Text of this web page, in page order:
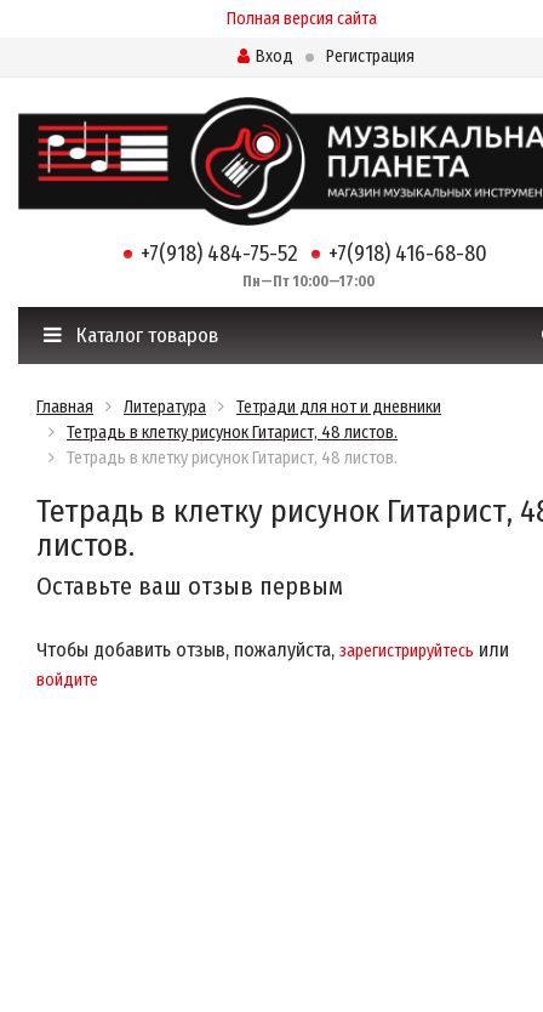
Полная версия сайта
Вход
Регистрация
+7(918) 484-75-52 +7(918) 416-68-80
Пн—Пт 10:00—17:00
Каталог товаров
Главная Литература
Тетради для нот и дневники
Тетрадь в клетку рисунок Гитарист, 48 листов.
Тетрадь в клетку рисунок Гитарист, 48 листов.
Тетрадь в клетку рисунок Гитарист,
листов.
Оставьте ваш отзыв первым
Чтобы добавить отзыв, пожалуйста, зарегистрируйтесь или
войдите